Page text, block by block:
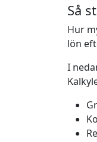
Så
Hur
lön
I